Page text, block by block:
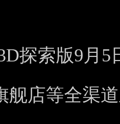
探索版9月
舰店等全渠